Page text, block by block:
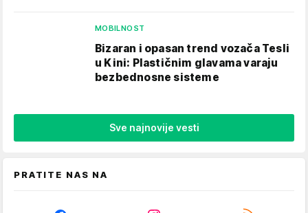
MOBILNOST
Bizaran i opasan trend vozača Tesli
u Kini: Plastičnim glavama varaju
bezbednosne sisteme
Sve najnovije vesti
PRATITE NAS NA